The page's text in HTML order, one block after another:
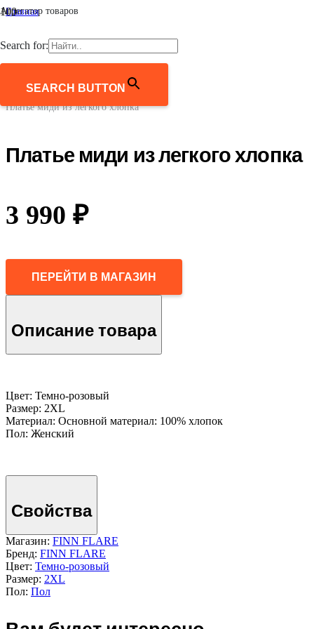
Агрегатор товаров
Search for:
SEARCH BUTTON
Главная
/
Платья и сарафаны
Платье миди из легкого хлопка
Платье миди из легкого хлопка
3 990 ₽
ПЕРЕЙТИ В МАГАЗИН
Описание товара
Цвет: Темно-розовый
Размер: 2XL
Материал: Основной материал: 100% хлопок
Пол: Женский
Свойства
Магазин: FINN FLARE
Бренд: FINN FLARE
Цвет: Темно-розовый
Размер: 2XL
Пол: Пол